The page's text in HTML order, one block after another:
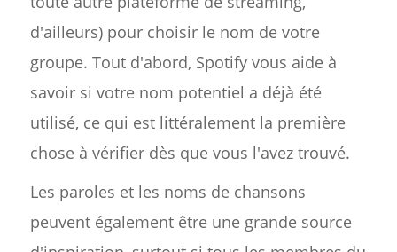
d'ailleurs) pour choisir le nom de votre
groupe. Tout d'abord, Spotify vous aide à
savoir si votre nom potentiel a déjà été
utilisé, ce qui est littéralement la première
chose à vérifier dès que vous l'avez trouvé.
Les paroles et les noms de chansons
peuvent également être une grande source